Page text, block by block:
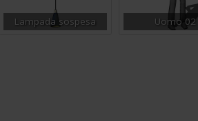
Lampada sospesa Uomo 02